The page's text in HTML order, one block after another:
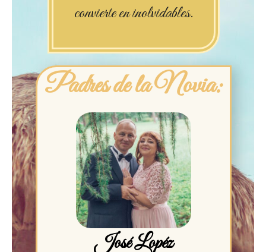
convierte en inolvidables.
Padres de la Novia:
José Lopéz